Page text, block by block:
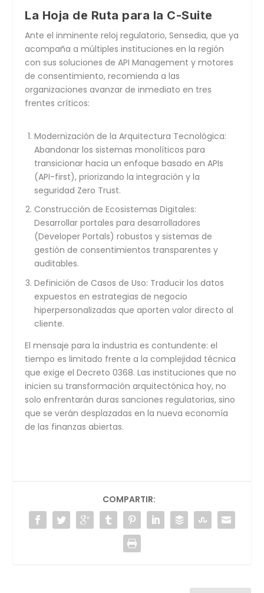
La Hoja de Ruta para la C-Suite
Ante el inminente reloj regulatorio, Sensedia, que ya
acompaña a múltiples instituciones en la región
con sus soluciones deAPI Management y motores
de consentimiento, recomienda a las
organizaciones avanzar de inmediato en tres
frentes críticos:
Modernización de la Arquitectura Tecnológica:
Abandonar los sistemas monolíticos para
transicionar hacia un enfoque basado en APIs
(API-first), priorizando la integración y la
seguridad Zero Trust.
Construcción de Ecosistemas Digitales:
Desarrollar portales para desarrolladores
(Developer Portals) robustos y sistemas de
gestión de consentimientos transparentes y
auditables.
Definición de Casos de Uso: Traducir los datos
expuestos en estrategias de negocio
hiperpersonalizadas que aporten valor directo al
cliente.
El mensaje para la industria es contundente: el
tiempo es limitado frente a la complejidad técnica
que exige el Decreto 0368. Las instituciones que no
inicien su transformación arquitectónica hoy, no
solo enfrentarán duras sanciones regulatorias, sino
que se verán desplazadas en la nueva economía
de las finanzas abiertas.
COMPARTIR: